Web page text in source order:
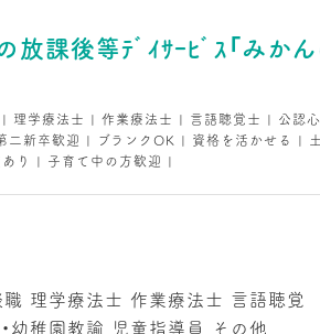
課後等ﾃﾞｲｻｰﾋﾞｽ「みかん
| 理学療法士 | 作業療法士 | 言語聴覚士 | 公認
新卒歓迎 | ブランクOK | 資格を活かせる |
あり | 子育て中の方歓迎 |
職 理学療法士 作業療法士 言語聴覚
幼稚園教諭 児童指導員
その他